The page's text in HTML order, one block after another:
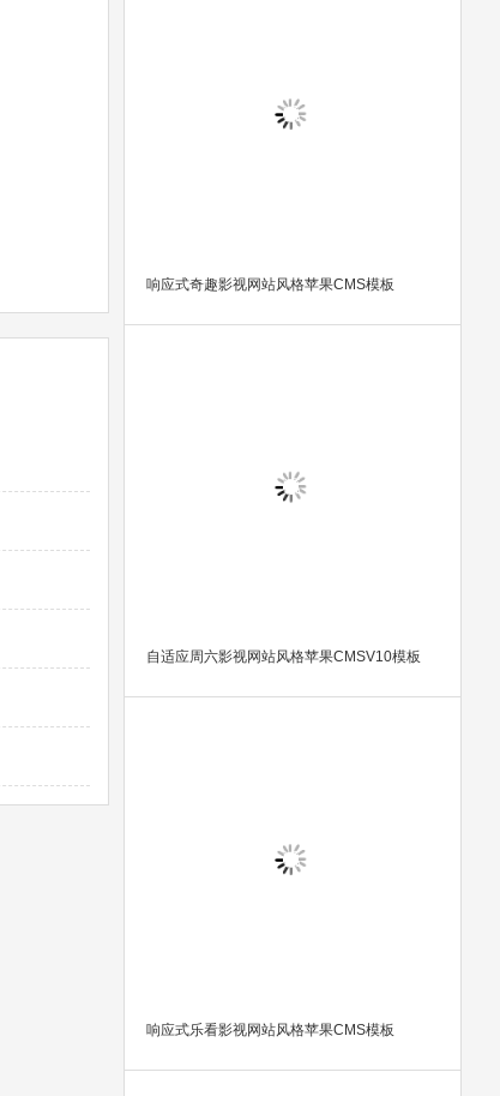
响应式奇趣影视网站风格苹果CMS模板
自适应周六影视网站风格苹果CMSV10模板
响应式乐看影视网站风格苹果CMS模板